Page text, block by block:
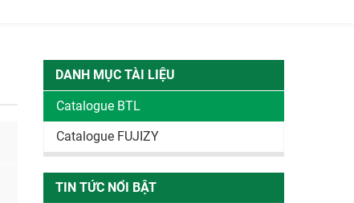
DANH MỤC TÀI LIỆU
Catalogue BTL
Catalogue FUJIZY
TIN TỨC NỔI BẬT